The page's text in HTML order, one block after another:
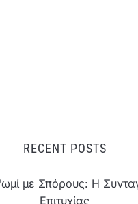
RECENT POSTS
με Σπόρους: Η
Επιτυχίας